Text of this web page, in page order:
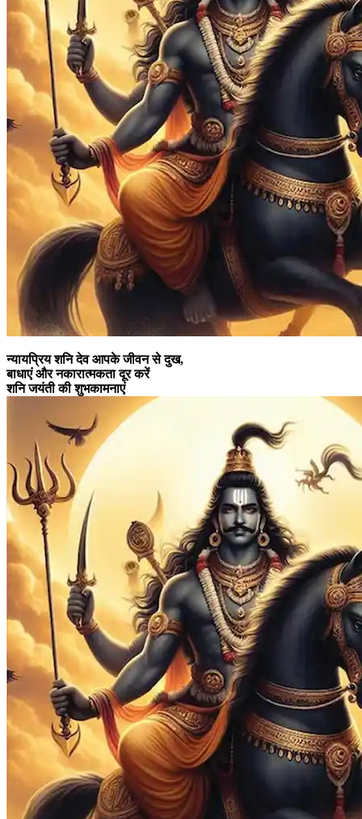
न्यायप्रिय शनि देव आपके जीवन से दुख,
बाधाएं और नकारात्मकता दूर करें
शनि जयंती की शुभकामनाएं